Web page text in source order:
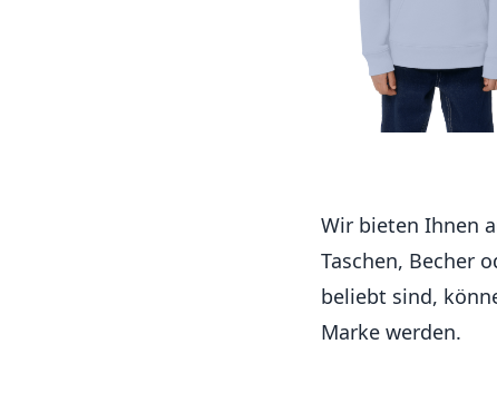
Wir bieten Ihnen
Taschen, Becher
beliebt sind,
Marke werden.